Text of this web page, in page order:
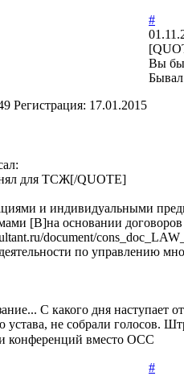
Регистрация: 17.01.2015
#
Вы
для ТСЖ[/QUOTE]
и индивидуальными
[B]на основании
document/
по управлению
С какого дня наступает
устава, не собрали голосов.
конференций вместо ОСС
#